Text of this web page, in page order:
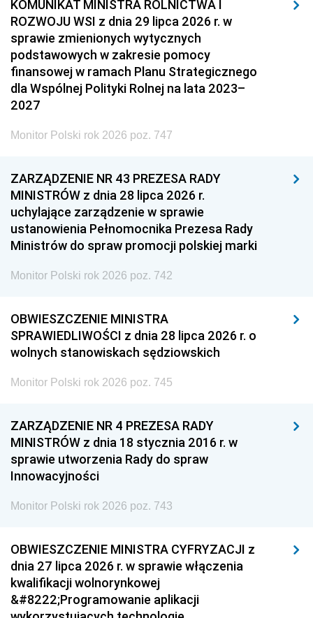
KOMUNIKAT MINISTRA ROLNICTWA I
ROZWOJU WSI z dnia 29 lipca 2026 r. w
sprawie zmienionych wytycznych
podstawowych w zakresie pomocy
finansowej w ramach Planu Strategicznego
dla Wspólnej Polityki Rolnej na lata 2023–
2027
Monitor Polski rok 2026 poz. 747
ZARZĄDZENIE NR 43 PREZESA RADY
MINISTRÓW z dnia 28 lipca 2026 r.
uchylające zarządzenie w sprawie
ustanowienia Pełnomocnika Prezesa Rady
Ministrów do spraw promocji polskiej marki
Monitor Polski rok 2026 poz. 742
OBWIESZCZENIE MINISTRA
SPRAWIEDLIWOŚCI z dnia 28 lipca 2026 r. o
wolnych stanowiskach sędziowskich
Monitor Polski rok 2026 poz. 745
ZARZĄDZENIE NR 4 PREZESA RADY
MINISTRÓW z dnia 18 stycznia 2016 r. w
sprawie utworzenia Rady do spraw
Innowacyjności
Monitor Polski rok 2026 poz. 743
OBWIESZCZENIE MINISTRA CYFRYZACJI z
dnia 27 lipca 2026 r. w sprawie włączenia
kwalifikacji wolnorynkowej
&#8222;Programowanie aplikacji